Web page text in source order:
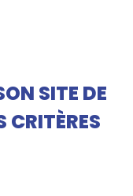
SITE DE
CRITÈRES